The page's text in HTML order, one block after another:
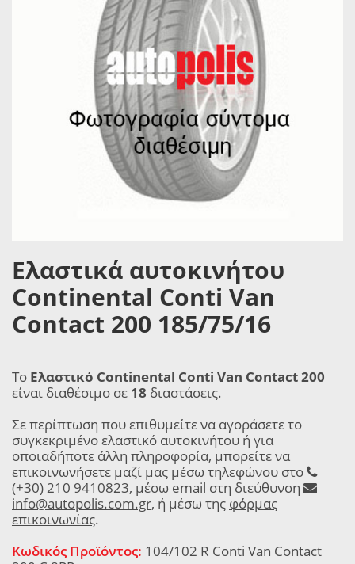
Ελαστικά αυτοκινήτου
Continental Conti Van
Contact 200 185/75/16
Το Ελαστικό Continental Conti Van Contact 200
είναι διαθέσιμο σε 18 διαστάσεις.
Σε περίπτωση που επιθυμείτε να αγοράσετε το
συγκεκριμένο ελαστικό αυτοκινήτου ή για
οποιαδήποτε άλλη πληροφορία, μπορείτε να
επικοινωνήσετε μαζί μας μέσω τηλεφώνου στο
(+30) 210 9410823, μέσω email στη διεύθυνση
info@autopolis.com.gr, ή μέσω της φόρμας
επικοινωνίας.
Κωδικός Προϊόντος: 104/102 R Conti Van Contact